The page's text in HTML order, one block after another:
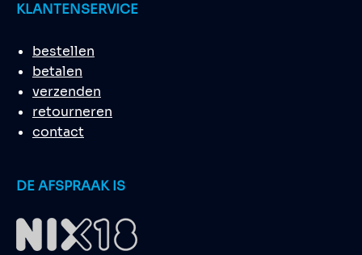
KLANTENSERVICE
bestellen
betalen
verzenden
retourneren
contact
DE AFSPRAAK IS